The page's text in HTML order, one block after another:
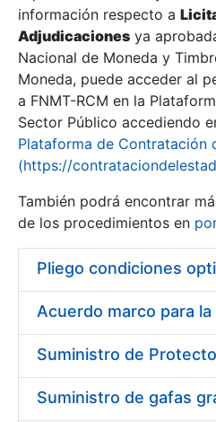
Show/Hide
Show/Hide
información respecto a
Adjudicaciones ya
Nacional de Moneda y
Moneda, puede acceder al
a FNMT-RCM en la
Sector Público accediendo
Plataforma de Contratación
(https://
También podrá encontrar
de los procedimientos en